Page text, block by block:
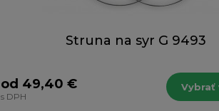
Struna na syr G 9493
od 49,40 €
s DPH
Vybrať